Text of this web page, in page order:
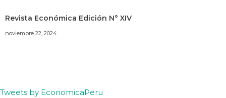
Revista Económica Edición N° XIV
noviembre 22, 2024
Tweets by EconomicaPeru